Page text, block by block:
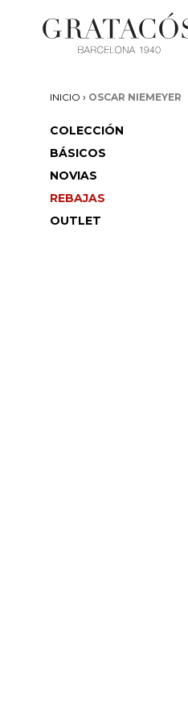
INICIO › OSCAR NIEMEYER
COLECCIÓN
BÁSICOS
NOVIAS
REBAJAS
OUTLET